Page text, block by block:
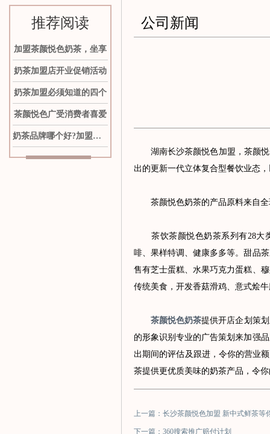
推荐阅读
加盟茶颜悦色奶茶，坐享
奶茶加盟店开业促销活动
奶茶加盟必须知道的四个
茶颜悦色广受消费者喜爱
奶茶品牌哪个好?加盟茶颜
公司新闻
湖南长沙茶颜悦色加盟，茶颜悦
出的更新一代立体复合型餐饮业态
茶颜悦色奶茶的产品原料来自全
茶饮茶颜悦色奶茶系列有28大类
啡、果样特调、健康多多等。甜品
售有芝士蛋糕、水果巧克力蛋糕、
传统美食，开发香菇滑鸡、意式烩
茶颜悦色奶茶提供开店企划策
的形象识别专业的广告策划来加强
出期间的评估及跟进，令你的营业
茶提供更优质美味的奶茶产品，令
上一篇：长沙茶颜悦色加盟 新中式鲜茶等
下一篇：360搜索推广赔付计划